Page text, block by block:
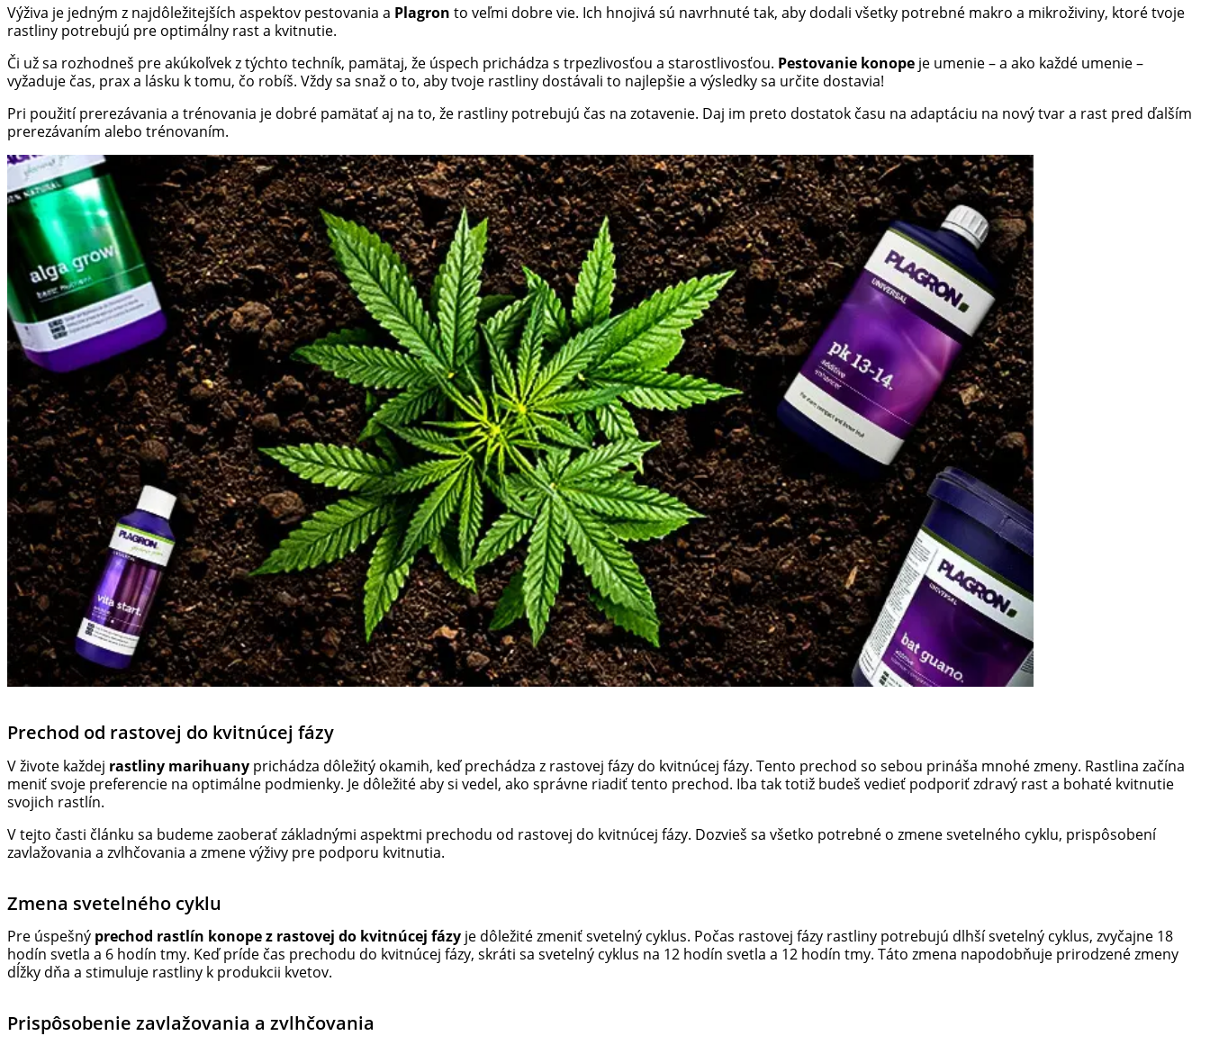
Výživa je jedným z najdôležitejších aspektov pestovania a Plagron to veľmi dobre vie. Ich hnojivá sú navrhnuté tak, aby dodali všetky potrebné makro a mikroživiny, ktoré tvoje
rastliny potrebujú pre optimálny rast a kvitnutie.
Či už sa rozhodneš pre akúkoľvek z týchto techník, pamätaj, že úspech prichádza s trpezlivosťou a starostlivosťou. Pestovanie konope je umenie – a ako každé umenie –
vyžaduje čas, prax a lásku k tomu, čo robíš. Vždy sa snaž o to, aby tvoje rastliny dostávali to najlepšie a výsledky sa určite dostavia!
Pri použití prerezávania a trénovania je dobré pamätať aj na to, že rastliny potrebujú čas na zotavenie. Daj im preto dostatok času na adaptáciu na nový tvar a rast pred ďalším
prerezávaním alebo trénovaním.
Prechod od rastovej do kvitnúcej fázy
V živote každej rastliny marihuany prichádza dôležitý okamih, keď prechádza z rastovej fázy do kvitnúcej fázy. Tento prechod so sebou prináša mnohé zmeny. Rastlina začína
meniť svoje preferencie na optimálne podmienky. Je dôležité aby si vedel, ako správne riadiť tento prechod. Iba tak totiž budeš vedieť podporiť zdravý rast a bohaté kvitnutie
svojich rastlín.
V tejto časti článku sa budeme zaoberať základnými aspektmi prechodu od rastovej do kvitnúcej fázy. Dozvieš sa všetko potrebné o zmene svetelného cyklu, prispôsobení
zavlažovania a zvlhčovania a zmene výživy pre podporu kvitnutia.
Zmena svetelného cyklu
Pre úspešný prechod rastlín konope z rastovej do kvitnúcej fázy je dôležité zmeniť svetelný cyklus. Počas rastovej fázy rastliny potrebujú dlhší svetelný cyklus, zvyčajne 18
hodín svetla a 6 hodín tmy. Keď príde čas prechodu do kvitnúcej fázy, skráti sa svetelný cyklus na 12 hodín svetla a 12 hodín tmy. Táto zmena napodobňuje prirodzené zmeny
dĺžky dňa a stimuluje rastliny k produkcii kvetov.
Prispôsobenie zavlažovania a zvlhčovania